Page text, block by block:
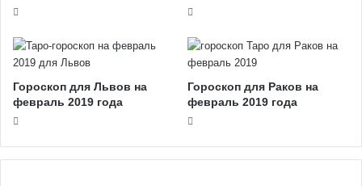
Гороскоп для Львов на
февраль 2019 года
Гороскоп для Раков на
февраль 2019 года